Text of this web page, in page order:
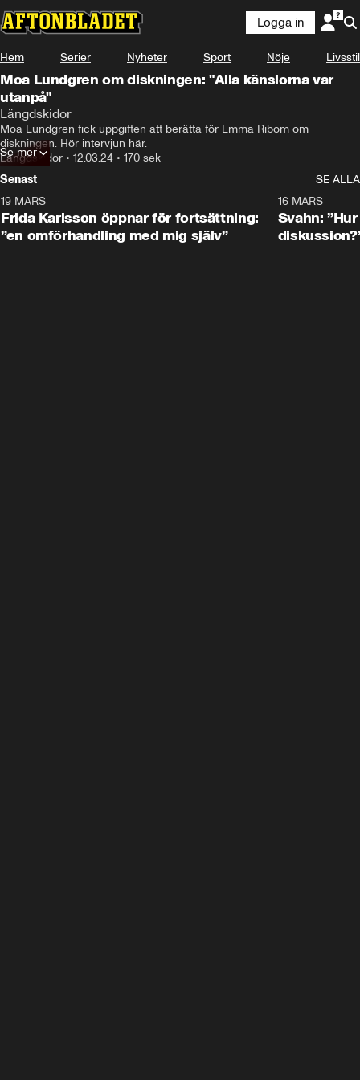
Logga in
Hem Serier Nyheter Sport Nöje Livsstil
Moa Lundgren om diskningen: "Alla känslorna var
utanpå"
Längdskidor
Moa Lundgren fick uppgiften att berätta för Emma Ribom om
diskningen. Hör intervjun här.
Längdskidor • 12.03.24 • 170 sek
Se mer
Senast
SE ALLA
19 MARS
Frida Karlsson öppnar för fortsättning:
”en omförhandling med mig själv”
16 MARS
Svahn: